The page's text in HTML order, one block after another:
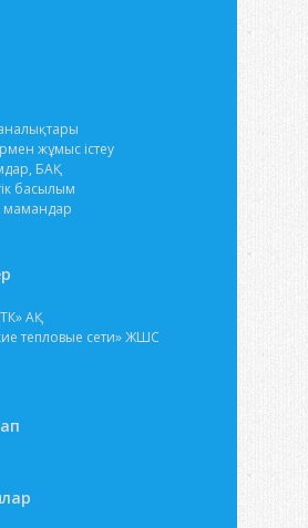
жұмыс істеу
БАҚ
басылым
мамандар
АҚ
тепловые сети» ЖШС